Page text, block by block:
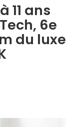
11 ans
6e
du luxe